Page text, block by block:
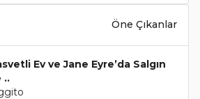
Öne Çıkanlar
Ev ve Jane Eyre’da Salgın
..